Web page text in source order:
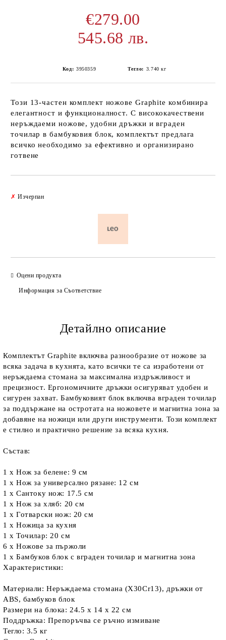
€279.00
545.68 лв.
Код: 3950359 Тегло: 3.740 кг
Този 13-частен комплект ножове Graphite комбинира
елегантност и функционалност. С висококачествени
неръждаеми ножове, удобни дръжки и вграден
точилар в бамбуковия блок, комплектът предлага
всичко необходимо за ефективно и организирано
готвене
✗ Изчерпан
Оцени продукта
Информация за Съответствие
Детайлно описание
Комплектът Graphite включва разнообразие от ножове за
всяка задача в кухнята, като всички те са изработени от
неръждаема стомана за максимална издръжливост и
прецизност. Ергономичните дръжки осигуряват удобен и
сигурен захват. Бамбуковият блок включва вграден точилар
за поддържане на остротата на ножовете и магнитна зона за
добавяне на ножици или други инструменти. Този комплект
е стилно и практично решение за всяка кухня.
Състав:
1 x Нож за белене: 9 см
1 x Нож за универсално рязане: 12 см
1 x Сантоку нож: 17.5 см
1 x Нож за хляб: 20 см
1 x Готварски нож: 20 см
1 x Ножица за кухня
1 x Точилар: 20 см
6 x Ножове за пържоли
1 x Бамбуков блок с вграден точилар и магнитна зона
Характеристики:
Материали: Неръждаема стомана (X30Cr13), дръжки от
ABS, бамбуков блок
Размери на блока: 24.5 x 14 x 22 см
Поддръжка: Препоръчва се ръчно измиване
Тегло: 3.5 кг